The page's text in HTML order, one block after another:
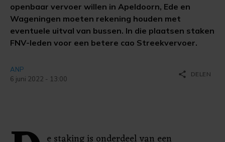
openbaar vervoer willen in Apeldoorn, Ede en
Wageningen moeten rekening houden met
eventuele uitval van bussen. In die plaatsen staken
FNV-leden voor een betere cao Streekvervoer.
ANP
6 juni 2022 - 13:00
share DELEN